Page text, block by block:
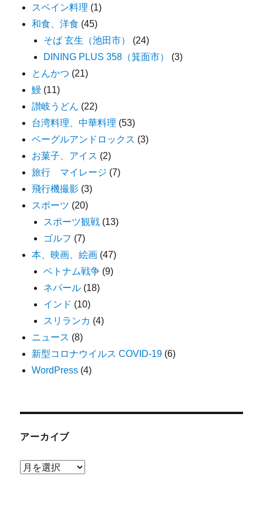
スペイン料理 (1)
和食、洋食 (45)
そば 玄生（池田市）
(24)
DINING PLUS 358（箕面市）
(3)
とんかつ (21)
鰻 (11)
讃岐うどん (22)
台湾料理、中華料理 (53)
ベーグルアンドロックス (3)
お菓子、アイス (2)
旅行 マイレージ (7)
飛行機撮影 (3)
スポーツ (20)
スポーツ観戦 (13)
ゴルフ (7)
本、映画、絵画 (47)
ベトナム戦争 (9)
ネパール (18)
インド (10)
スリランカ (4)
ニュース (8)
新型コロナウイルス COVID-19 (6)
WordPress (4)
アーカイブ
ア